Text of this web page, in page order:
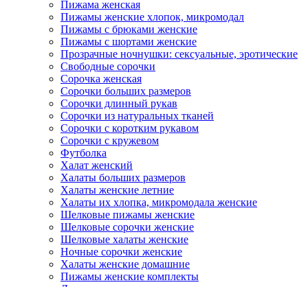
Пижама женская
Пижамы женские хлопок, микромодал
Пижамы с брюками женские
Пижамы с шортами женские
Прозрачные ночнушки: сексуальные, эротические
Свободные сорочки
Сорочка женская
Сорочки больших размеров
Сорочки длинный рукав
Сорочки из натуральных тканей
Сорочки с коротким рукавом
Сорочки с кружевом
Футболка
Халат женский
Халаты больших размеров
Халаты женские летние
Халаты их хлопка, микромодала женские
Шелковые пижамы женские
Шелковые сорочки женские
Шелковые халаты женские
Ночные сорочки женские
Халаты женские домашние
Пижамы женские комплекты